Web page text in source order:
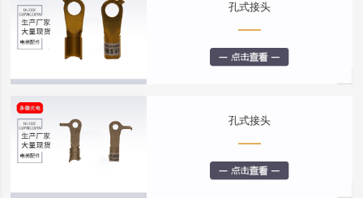
孔式接头
孔式接头